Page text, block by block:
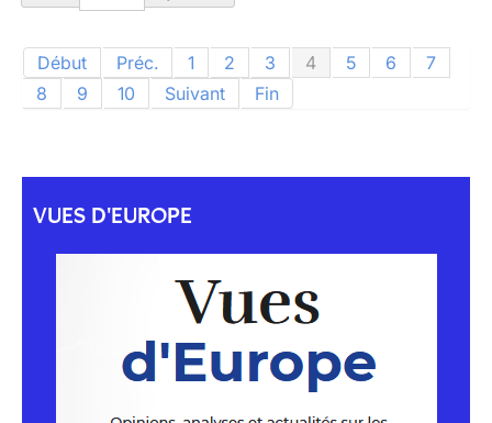
Début Préc. 1 2 3 4 5 6
7
8
9 10 Suivant Fin
VUES D'EUROPE